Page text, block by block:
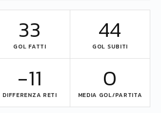
33
GOL FATTI
44
GOL SUBITI
-11
DIFFERENZA RETI
0
MEDIA GOL/PARTITA